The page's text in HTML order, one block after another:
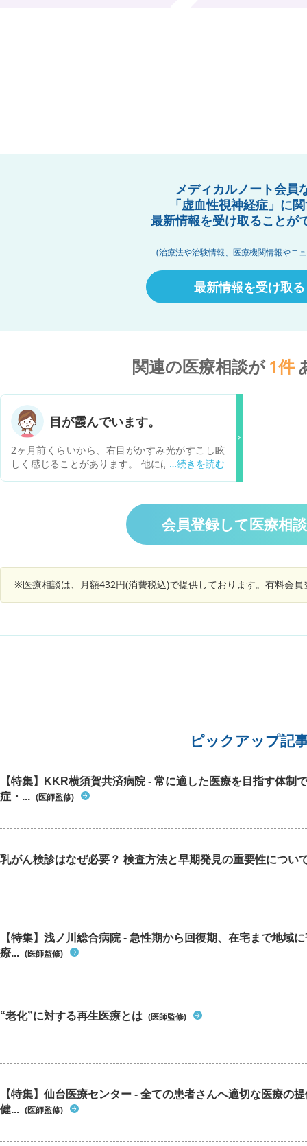
メディカルノート会員
「虚血性視神経症」に
最新情報を受け取ることが
(治療法や治験情報、医療機関情報やニ
最新情報を受け取る
関連の医療相談が1件
目が霞んでいます。
2ヶ月前くらいから、右目がかすみ光がすこし眩
しく感じることがあります。 他には、1週間前に
すごく薄いフィルムが貼られた様な状態です。こ
れは目だけに何か異常があるのでしょうか？会員登録して医療相
※医療相談は、月額432円(消費税込)で提供しております。有料会
ピックアップ記
【特集】KKR横須賀共済病院 - 常に適した医療を目指す体制
症・... (医師監修)
乳がん検診はなぜ必要？ 検査方法と早期発見の重要性につい
【特集】浅ノ川総合病院 - 急性期から回復期、在宅まで地域
療... (医師監修)
“老化”に対する再生医療とは (医師監修)
【特集】仙台医療センター - 全ての患者さんへ適切な医療の
健... (医師監修)